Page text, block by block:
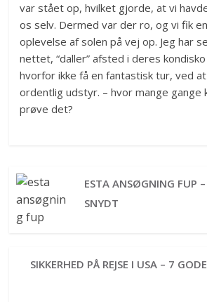
var stået op, hvilket gjorde, at vi
os selv. Dermed var der ro, og vi fik
oplevelse af solen på vej op. Jeg har
nettet, “daller” afsted i deres
hvorfor ikke få en fantastisk tur, ved
ordentlig udstyr. – hvor mange gange
prøve det?
ESTA ANSØGNING FUP
SNYDT
SIKKERHED PÅ REJSE I USA – 7